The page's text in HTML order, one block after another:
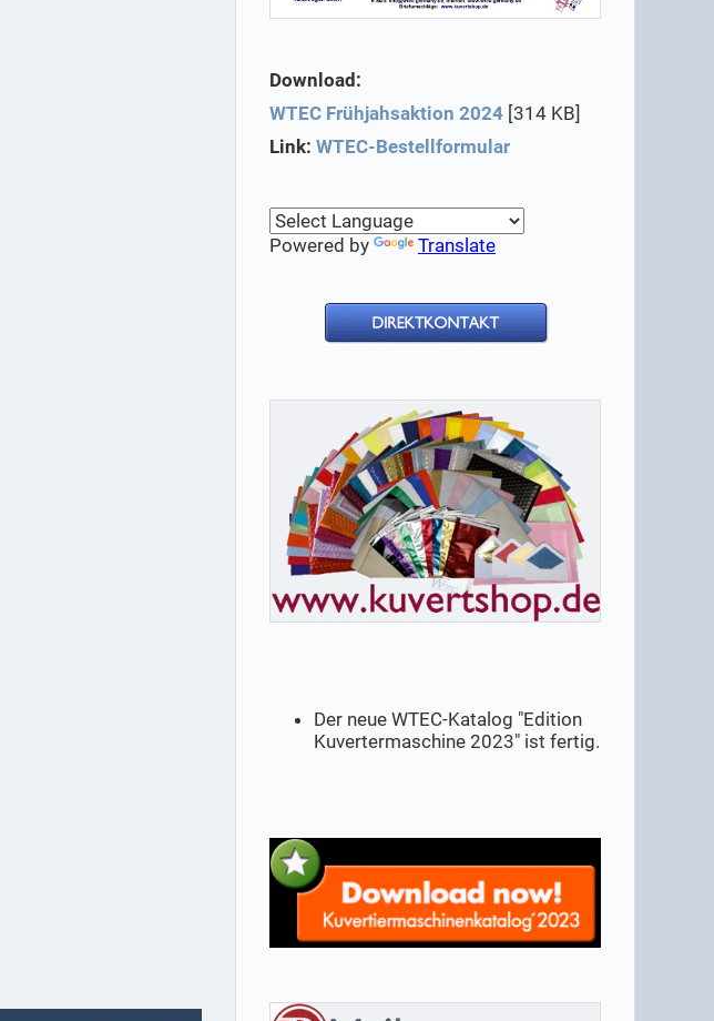
Download:
WTEC Frühjahsaktion 2024 [314 KB]
Link: WTEC-Bestellformular
Powered by Translate
Der neue WTEC-Katalog "Edition
Kuvertermaschine 2023" ist fertig.